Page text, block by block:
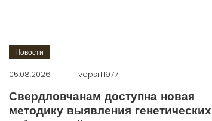
Новости
05.08.2026 vepsrf1977
Свердловчанам доступна новая
методику выявления генетических